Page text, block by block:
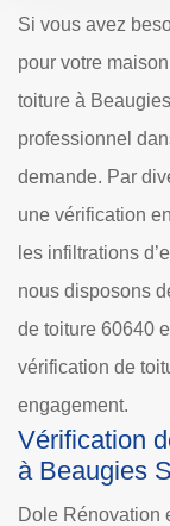
Si vous avez
pour votre
toiture à
professionnel
demande. Par
une vérification
les infiltrations
nous disposons
de toiture 60640
vérification de
engagement.
Vérification
à Beaugies
Dole Rénovation